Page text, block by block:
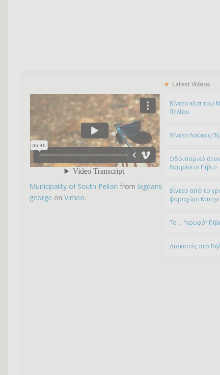
Municipality of South Pelion from lagdaris
george on Vimeo.
Latest Videos
Bίντεο κλιπ του
Πηλίου
Βίντεο Λαύκος
Οδοιπορικό
Λαυρέντιο Πήλιο
Βίντεο από το
ψαροχώρι
To … “κρυφό”
Διακοπές στο